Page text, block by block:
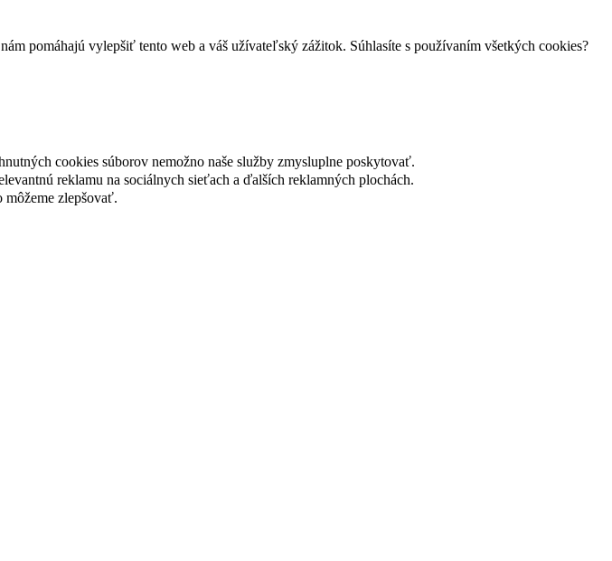
pomáhajú vylepšiť tento web a váš užívateľský zážitok. Súhlasíte s používaním všetkých cookies?
cookies súborov nemožno naše služby zmysluplne poskytovať.
reklamu na sociálnych sieťach a ďalších reklamných plochách.
môžeme zlepšovať.